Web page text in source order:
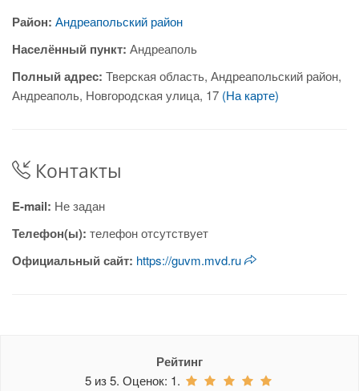
Район: Андреапольский район
Населённый пункт: Андреаполь
Полный адрес: Тверская область, Андреапольский район,
Андреаполь, Новгородская улица, 17 (На карте)
Контакты
E-mail: Не задан
Телефон(ы): телефон отсутствует
Официальный сайт: https://guvm.mvd.ru
Рейтинг
5 из5. Оценок: 1.